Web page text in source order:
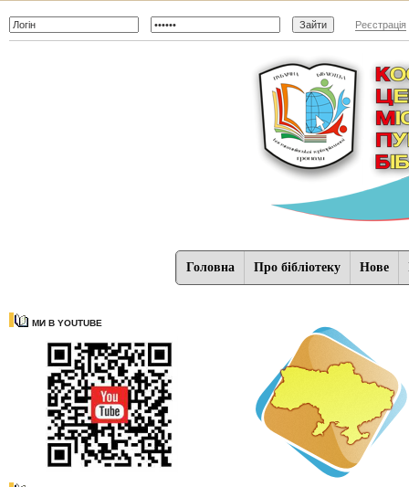
Реєстрація
Головна Про бібліотеку Нове
МИ В YOUTUBE